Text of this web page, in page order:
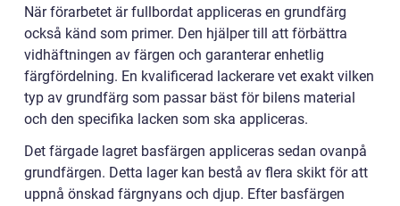
När förarbetet är fullbordat appliceras en grundfärg
också känd som primer. Den hjälper till att förbättra
vidhäftningen av färgen och garanterar enhetlig
färgfördelning. En kvalificerad lackerare vet exakt vilken
typ av grundfärg som passar bäst för bilens material
och den specifika lacken som ska appliceras.
Det färgade lagret basfärgen appliceras sedan ovanpå
grundfärgen. Detta lager kan bestå av flera skikt för att
uppnå önskad färgnyans och djup. Efter basfärgen